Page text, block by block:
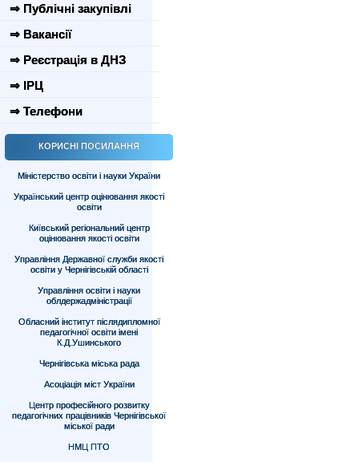
⇒ Публічні закупівлі
⇒ Вакансії
⇒ Реєстрація в ДНЗ
⇒ ІРЦ
⇒ Телефони
КОРИСНІ ПОСИЛАННЯ
Міністерство освіти і науки України
Український центр оцінювання якості
освіти
Київський регіональний центр
оцінювання якості освіти
Управління Державної служби якості
освіти у Чернігівській області
Управління освіти і науки
облдержадміністрації
Обласний інститут післядипломної
педагогічної освіти імені
К.Д.Ушинського
Чернігівська міська рада
Асоціація міст України
Центр професійного розвитку
педагогічних працівників Чернігівської
міської ради
НМЦ ПТО